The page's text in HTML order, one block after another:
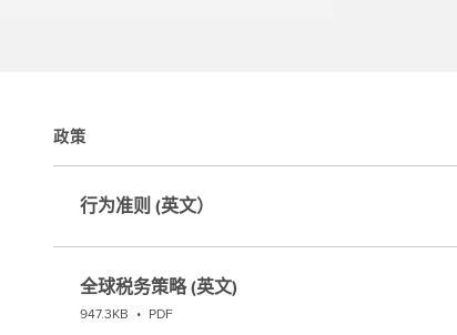
政策
行为准则 (英文）
全球税务策略 (英文)
947.3KB • PDF